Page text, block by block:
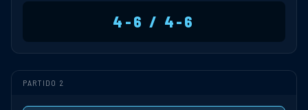
4-6 / 4-6
PARTIDO 2